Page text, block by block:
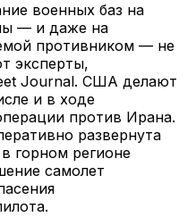
военных баз на
— и даже на
противником — не
эксперты,
Journal. США делают
и в ходе
против Ирана.
развернута
горном регионе
самолет